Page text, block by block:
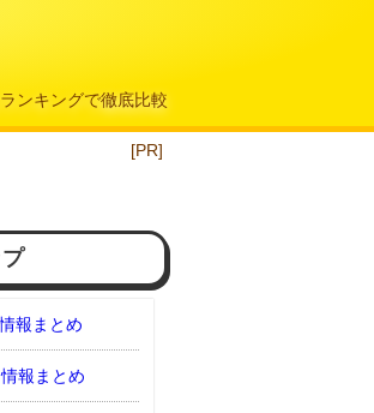
ンキングで徹底比較
[PR]
報まとめ
報まとめ